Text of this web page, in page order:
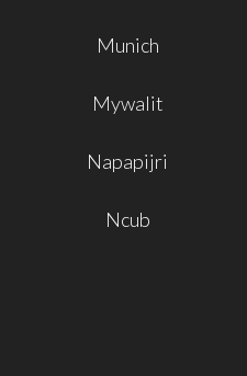
Munich
Mywalit
Napapijri
Ncub